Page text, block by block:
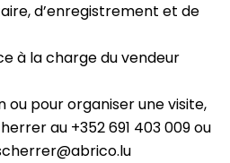
d’enregistrement et de
à la charge du vendeur
pour organiser une visite,
au +352 691 403 009 ou